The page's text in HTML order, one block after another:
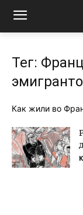
Тег:
Как жили во